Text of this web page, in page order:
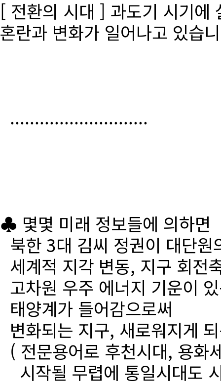
[ 전환의 시대 ] 과도기 시기에
혼란과 변화가 일어나고 있습
............................
♣ 몇몇 미래 정보들에 의하면
북한 3대 김씨 정권이 대단
세계적 지각 변동, 지구 회전
고차원 우주 에너지 기운이
태양계가 들어감으로써
변화되는 지구, 새로워지게
( 전문용어로 후천시대, 용화
시작될 무렵에 통일시대도